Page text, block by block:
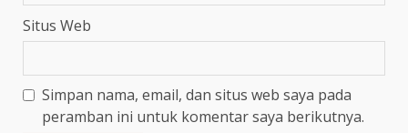
Situs Web
Simpan nama, email, dan situs web saya pada
peramban ini untuk komentar saya berikutnya.